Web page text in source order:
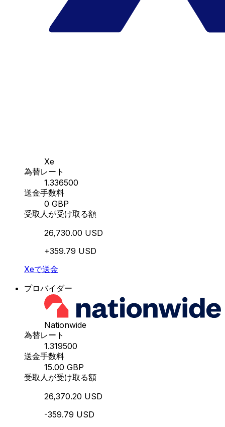
Xe
為替レート
1.336500
送金手数料
0 GBP
受取人が受け取る額
26,730.00 USD
+359.79 USD
Xeで送金
プロバイダー
Nationwide
為替レート
1.319500
送金手数料
15.00 GBP
受取人が受け取る額
26,370.20 USD
-359.79 USD